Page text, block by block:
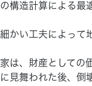
構造計算による最
かい工夫によって
は、財産としての
見舞われた後、倒